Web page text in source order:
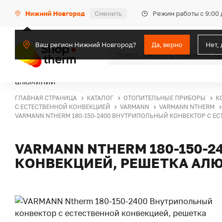
Нижний Новгород Сменить Режим работы с 9:00
Ваш регион Нижний Новгород? Да, верно Нет,
ГЛАВНАЯ СТРАНИЦА КАТАЛОГ ОТОПИТЕЛЬНЫЕ ПРИБОРЫ
С ЕСТЕСТВЕННОЙ КОНВЕКЦИЕЙ
VARMANN
VARMANN NTHERM
VARMANN NTHERM 180-150-2400 ВНУТРИПОЛЬНЫЙ КОНВЕКТОР
VARMANN NTHERM 180-
КОНВЕКЦИЕЙ, РЕШЕТКА